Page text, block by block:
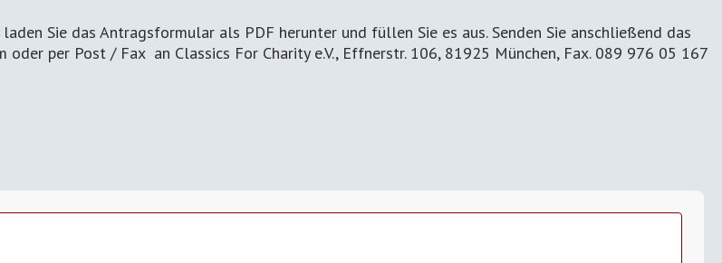
Sie das Antragsformular als PDF herunter und füllen Sie es aus. Senden Sie anschließend das
per Post / Fax an Classics For Charity e.V., Effnerstr. 106, 81925 München, Fax. 089 976 05 167